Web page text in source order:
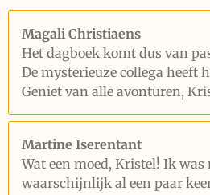
Magali Christiaens
Het dagboek komt dus van
De mysterieuze collega heeft
Geniet van alle avonturen,
Martine Iserentant
Wat een moed, Kristel! Ik was
waarschijnlijk al een paar